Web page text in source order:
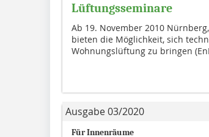
Lüftungsseminare
Ab 19. November 2010
bieten die Möglichkeit, sich
Wohnungslüftung zu bringen
Ausgabe 03/2020
Für Innenräume